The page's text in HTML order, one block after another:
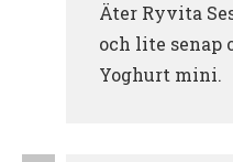
Äter Ryvita
och lite senap
Yoghurt mini.